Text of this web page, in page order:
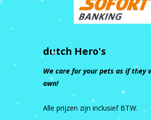
dutch Hero's
We care for your pets as if they
own!
Alle prijzen zijn inclusief BTW.